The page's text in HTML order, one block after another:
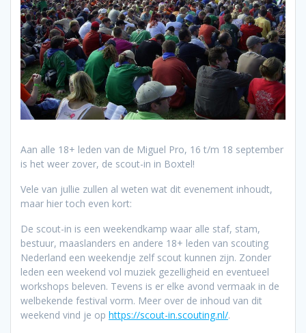
Aan alle 18+ leden van de Miguel Pro, 16 t/m 18 september
is het weer zover, de scout-in in Boxtel!
Vele van jullie zullen al weten wat dit evenement inhoudt,
maar hier toch even kort:
De scout-in is een weekendkamp waar alle staf, stam,
bestuur, maaslanders en andere 18+ leden van scouting
Nederland een weekendje zelf scout kunnen zijn. Zonder
leden een weekend vol muziek gezelligheid en eventueel
workshops beleven. Tevens is er elke avond vermaak in de
welbekende festival vorm. Meer over de inhoud van dit
weekend vind je op https://scout-in.scouting.nl/.